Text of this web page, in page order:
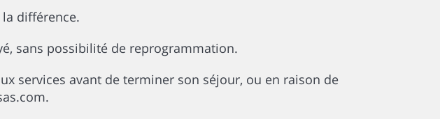
différence.
sans possibilité de reprogrammation.
services avant de terminer son séjour, ou en raison de